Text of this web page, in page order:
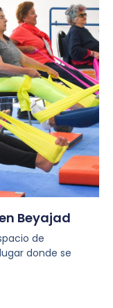
Beyajad
de
donde se